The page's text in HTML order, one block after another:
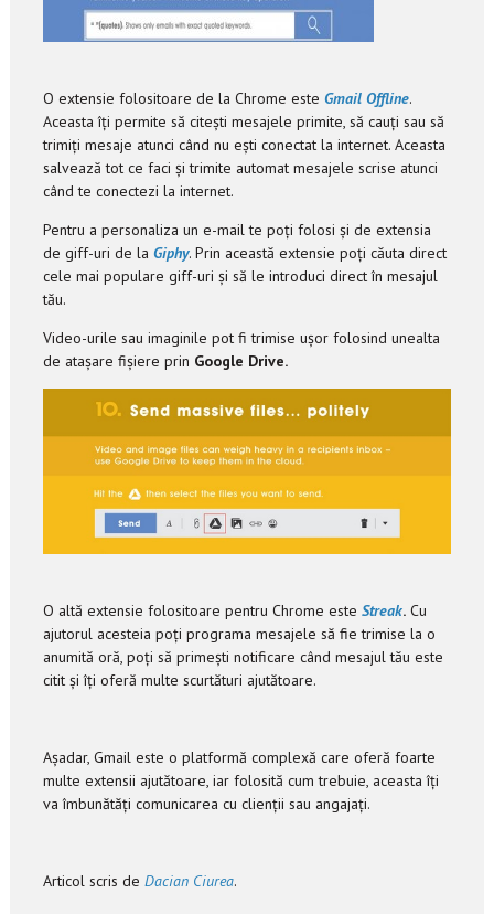
O extensie folositoare de la Chrome este Gmail Offline.
Aceasta îți permite să citești mesajele primite, să cauți sau să
trimiți mesaje atunci când nu ești conectat la internet. Aceasta
salvează tot ce faci și trimite automat mesajele scrise atunci
când te conectezi la internet.
Pentru a personaliza un e-mail te poți folosi și de extensia
de giff-uri de la Giphy. Prin această extensie poți căuta direct
cele mai populare giff-uri și să le introduci direct în mesajul
tău.
Video-urile sau imaginile pot fi trimise ușor folosind unealta
de atașare fișiere prin Google Drive.
O altă extensie folositoare pentru Chrome este Streak.Cu
ajutorul acesteia poți programa mesajele să fie trimise la o
anumită oră, poți să primești notificare când mesajul tău este
citit și îți oferă multe scurtături ajutătoare.
Așadar, Gmail este o platformă complexă care oferă foarte
multe extensii ajutătoare, iar folosită cum trebuie, aceasta îți
va îmbunătăți comunicarea cu clienții sau angajați.
Articol scris de Dacian Ciurea.